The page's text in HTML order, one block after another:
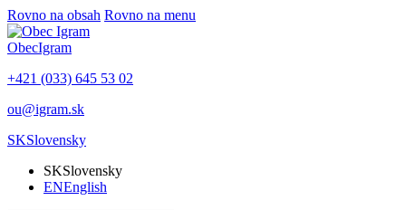
Rovno na obsah Rovno na menu
ObecIgram
+421 (033) 645 53 02
ou@igram.sk
SKSlovensky
SKSlovensky
ENEnglish